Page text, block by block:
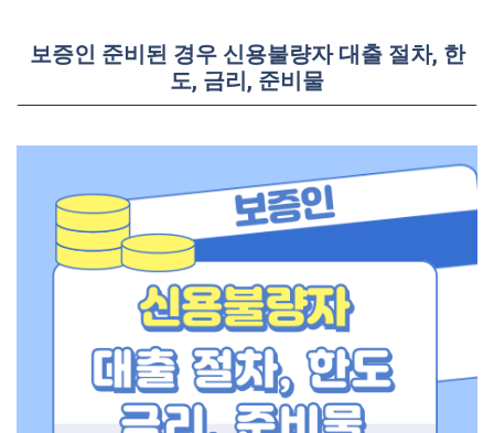
보증인 준비된 경우 신용불량자 대출 절차, 한
도, 금리, 준비물